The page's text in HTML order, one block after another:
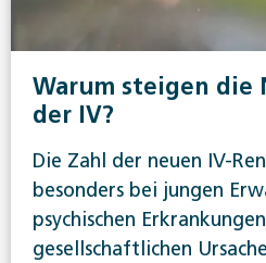
Warum steigen die
der IV?
Die Zahl der neuen IV-
besonders bei jungen
psychischen
gesellschaftlichen